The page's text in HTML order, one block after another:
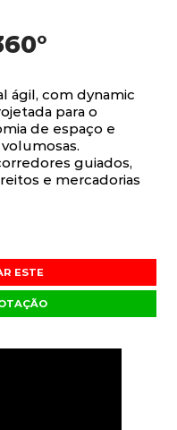
ágil, com dynamic
para o
de espaço e
guiados,
e mercadorias
ESTE